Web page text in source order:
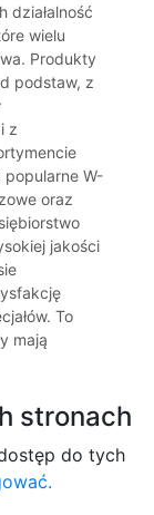
działalność
wielu
Produkty
podstaw, z
z
W-
oraz
jakości
To
mają
stronach
do tych